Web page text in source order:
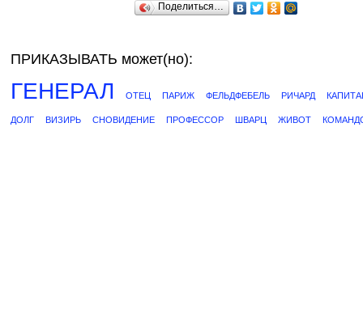
Поделиться…
ПРИКАЗЫВАТЬ может(но):
ГЕНЕРАЛ ОТЕЦ ПАРИЖ ФЕЛЬДФЕБЕЛЬ РИЧАРД
ДОЛГ ВИЗИРЬ СНОВИДЕНИЕ ПРОФЕССОР ШВАРЦ ЖИВОТ